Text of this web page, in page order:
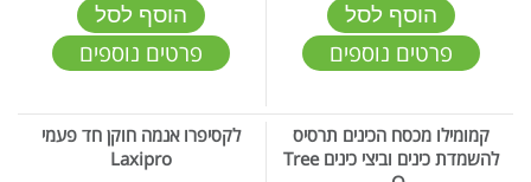
הוסף לסל
פרטים נוספים
הוסף לסל
פרטים נוספים
קמומילו מכסח הכינים תרסיס
להשמדת כינים וביצי כינים Tree
לקסיפרו אנמה חוקן חד פעמי
Laxipro